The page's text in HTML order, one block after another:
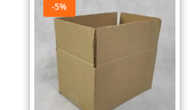
-5%